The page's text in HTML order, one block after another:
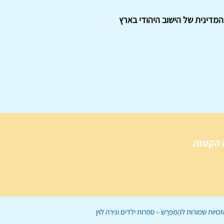
של הישוב היהודי בארץ
הקטנה
הַמִּפְרָשׂ – ספרות ילדים ונירה לוין